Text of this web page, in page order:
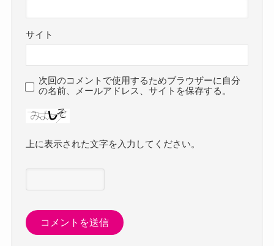
サイト
次回のコメントで使用するためブラウザーに自分
の名前、メールアドレス、サイトを保存する。
上に表示された文字を入力してください。